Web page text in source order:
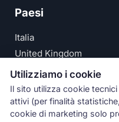
Paesi
Italia
United Kingdom
Deutschland
España
© Numeri Primi Srl —
Utilizziamo i cookie
Il sito utilizza cookie
attivi (per finalità
cookie di marketing solo